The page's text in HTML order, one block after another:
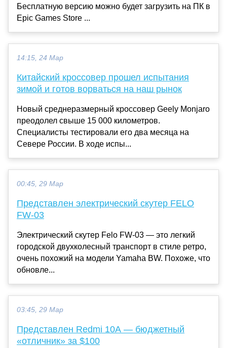
Бесплатную версию можно будет загрузить на ПК в
Epic Games Store ...
14:15, 24 Мар
Китайский кроссовер прошел испытания
зимой и готов ворваться на наш рынок
Новый среднеразмерный кроссовер Geely Monjaro
преодолел свыше 15 000 километров.
Специалисты тестировали его два месяца на
Севере России. В ходе испы...
00:45, 29 Мар
Представлен электрический скутер FELO
FW-03
Электрический скутер Felo FW-03 — это легкий
городской двухколесный транспорт в стиле ретро, ​​
очень похожий на модели Yamaha BW. Похоже, что
обновле...
03:45, 29 Мар
Представлен Redmi 10A — бюджетный
«отличник» за $100